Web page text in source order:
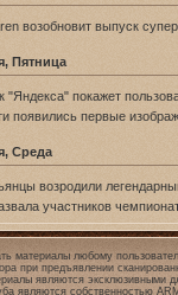
возобновит выпуск
Пятница
"Яндекса" покажет
появились первые
Среда
возродили
участников
материалы любому
при предъявлении
являются эксклюзивными
являются собственностью